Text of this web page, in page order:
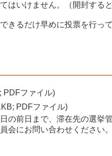
はいけません。（開封する
きるだけ早めに投票を行って
PDFファイル)
PDFファイル)
前日まで、滞在先の選挙
会にお問い合わせください。